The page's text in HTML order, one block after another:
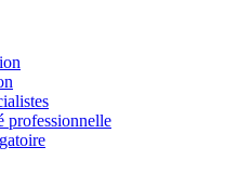
professionnelle